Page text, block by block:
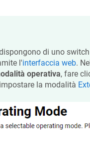
di uno
l'interfaccia web.
operativa, fare
la modalità